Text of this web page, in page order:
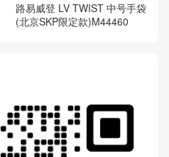
路易威登 LV TWIST 中号手袋
(北京SKP限定款)M44460